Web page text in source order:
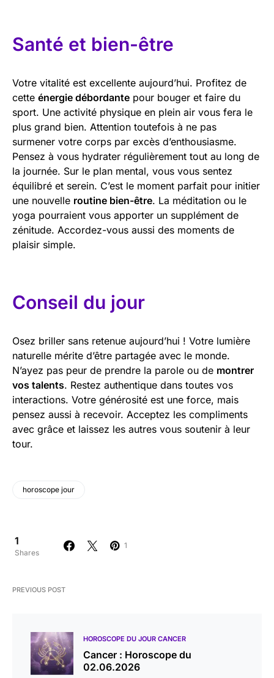
Santé et bien-être
Votre vitalité est excellente aujourd’hui. Profitez de
cette énergie débordante pour bouger et faire du
sport. Une activité physique en plein air vous fera le
plus grand bien. Attention toutefois à ne pas
surmener votre corps par excès d’enthousiasme.
Pensez à vous hydrater régulièrement tout au long de
la journée. Sur le plan mental, vous vous sentez
équilibré et serein. C’est le moment parfait pour initier
une nouvelle routine bien-être. La méditation ou le
yoga pourraient vous apporter un supplément de
zénitude. Accordez-vous aussi des moments de
plaisir simple.
Conseil du jour
Osez briller sans retenue aujourd’hui ! Votre lumière
naturelle mérite d’être partagée avec le monde.
N’ayez pas peur de prendre la parole ou de montrer
vos talents. Restez authentique dans toutes vos
interactions. Votre générosité est une force, mais
pensez aussi à recevoir. Acceptez les compliments
avec grâce et laissez les autres vous soutenir à leur
tour.
horoscope jour
1
Shares
1
PREVIOUS POST
HOROSCOPE DU JOUR CANCER
Cancer : Horoscope du
02.06.2026